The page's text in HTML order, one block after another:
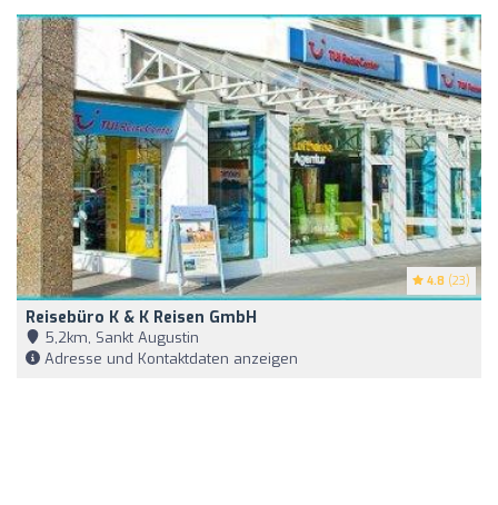
4.8 (23)
Reisebüro K & K Reisen GmbH
5,2km, Sankt Augustin
Adresse und Kontaktdaten anzeigen